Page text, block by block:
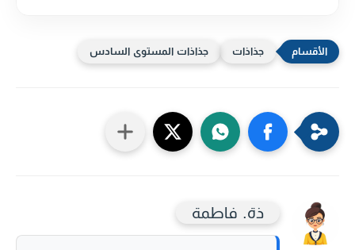
جذاذات جذاذات المستوى السادس
ذة. فاطمة